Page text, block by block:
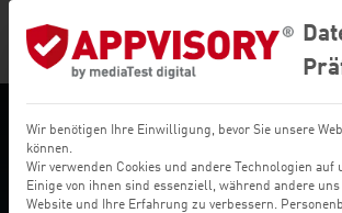
MOBILE THREAT DEFENSE
Wir benötigen Ihre Einwilligung, bevor Sie unsere
können.
Wir verwenden Cookies und andere Technologien auf
Einige von ihnen sind essenziell, während andere
Website und Ihre Erfahrung zu verbessern.